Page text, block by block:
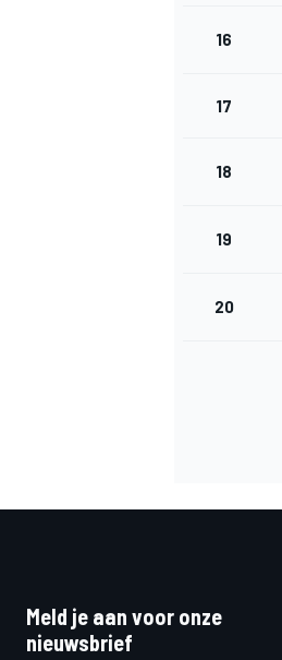
16
17
18
19
20
Meld je aan voor onze
nieuwsbrief